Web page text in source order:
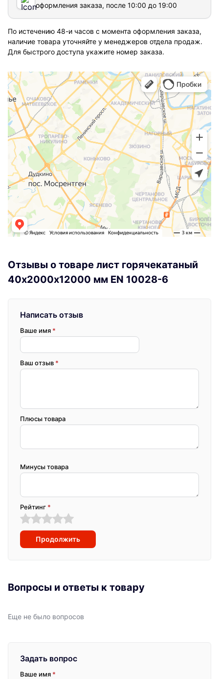
оформления заказа, после 10:00 до 19:00
По истечению 48-и часов с момента оформления заказа,
наличие товара уточняйте у менеджеров отдела продаж.
Для быстрого доступа укажите номер заказа.
Отзывы о товаре лист горячекатаный
40х2000х12000 мм EN 10028-6
Написать отзыв
Ваше имя *
Ваш отзыв *
Плюсы товара
Минусы товара
Рейтинг *
Продолжить
Вопросы и ответы к товару
Еще не было вопросов
Задать вопрос
Ваше имя *